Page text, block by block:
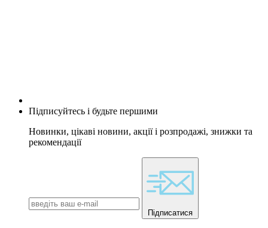
Підписуйтесь і будьте першими
Новинки, цікаві новини, акції і розпродажі, знижки та
рекомендації
Підписатися